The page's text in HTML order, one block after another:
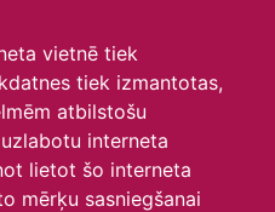
vietnē tiek
tiek izmantotas,
atbilstošu
interneta
lietot šo interneta
mērķu sasniegšanai
Šomēnes